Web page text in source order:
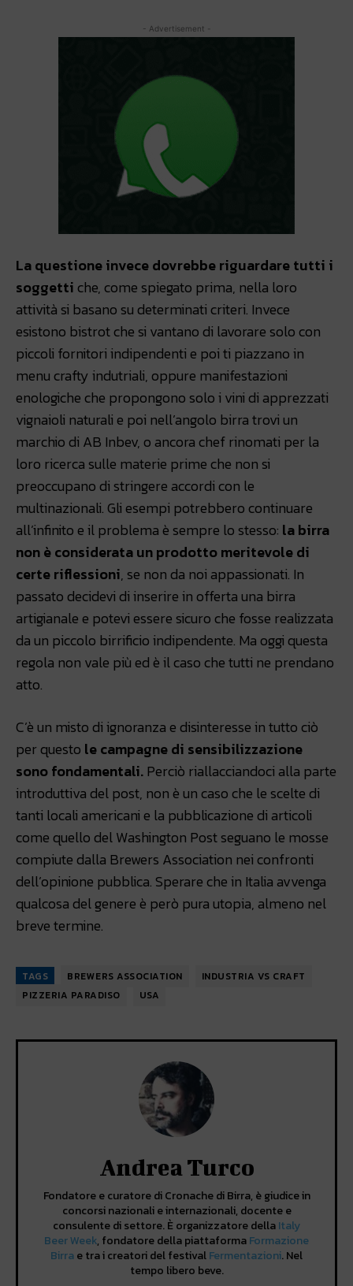
- Advertisement -
La questione invece dovrebbe riguardare tutti i
soggettiche, come spiegato prima, nella loro
attività si basano su determinati criteri. Invece
esistono bistrot che si vantano di lavorare solo con
piccoli fornitori indipendenti e poi ti piazzano in
menu crafty indutriali, oppure manifestazioni
enologiche che propongono solo i vini di apprezzati
vignaioli naturali e poi nell’angolo birra trovi un
marchio di AB Inbev, o ancora chef rinomati per la
loro ricerca sulle materie prime che non si
preoccupano di stringere accordi con le
multinazionali. Gli esempi potrebbero continuare
all’infinito e il problema è sempre lo stesso: la birra
non è considerata un prodotto meritevole di
certe riflessioni, se non da noi appassionati. In
passato decidevi di inserire in offerta una birra
artigianale e potevi essere sicuro che fosse realizzata
da un piccolo birrificio indipendente. Ma oggi questa
regola non vale più ed è il caso che tutti ne prendano
atto.
C’è un misto di ignoranza e disinteresse in tutto ciò
per questo le campagne di sensibilizzazione
sono fondamentali.Perciò riallacciandoci alla parte
introduttiva del post, non è un caso che le scelte di
tanti locali americani e la pubblicazione di articoli
come quello del Washington Post seguano le mosse
compiute dalla Brewers Association nei confronti
dell’opinione pubblica. Sperare che in Italia avvenga
qualcosa del genere è però pura utopia, almeno nel
breve termine.
TAGS BREWERS ASSOCIATION
INDUSTRIA VS CRAFT
PIZZERIA PARADISO
USA
Andrea Turco
Fondatore e curatore di Cronache di Birra, è giudice in
concorsi nazionali e internazionali, docente e
consulente di settore. È organizzatore dellaItaly
Beer Week, fondatore della piattaformaFormazione
Birrae tra i creatori del festivalFermentazioni. Nel
tempo libero beve.